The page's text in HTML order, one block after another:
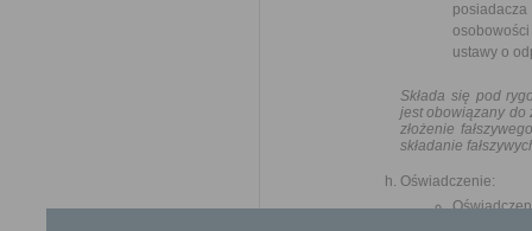
ustawy o
Składa się pod
jest obowiązany do
złożenie
składanie
Oświadczenie: